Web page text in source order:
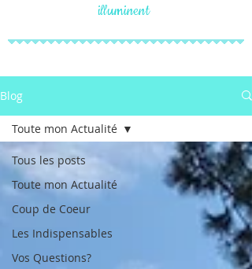
illuminent
Blog
Tous les posts
Toute mon Actualité
Coup de Coeur
Les Indispensables
Vos Questions?
Toute mon Actualité